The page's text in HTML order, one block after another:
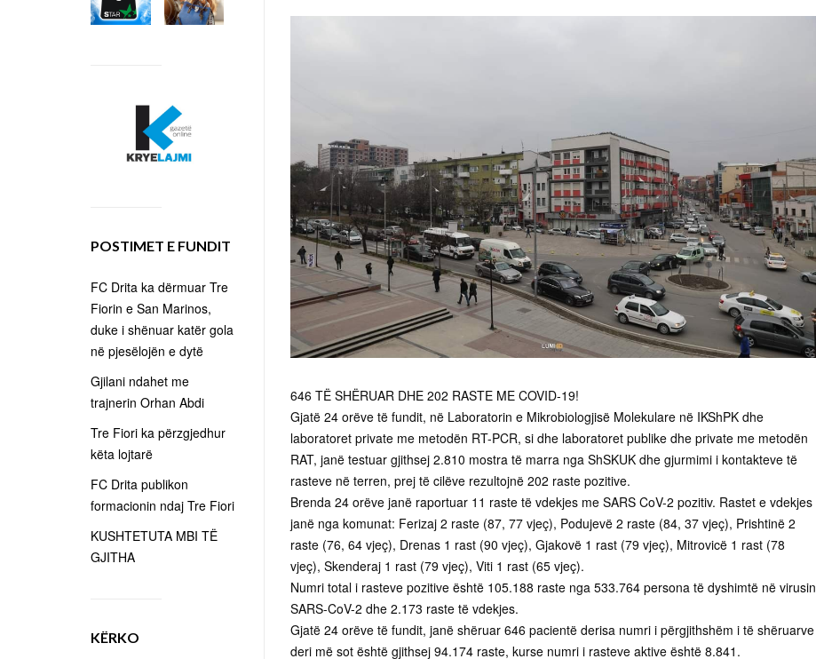
646 TË SHËRUAR DHE 202 RASTE ME COVID-19!
Gjatë 24 orëve të fundit, në Laboratorin e Mikrobiologjisë Molekulare në IKShPK dhe
laboratoret private me metodën RT-PCR, si dhe laboratoret publike dhe private me metodën
RAT, janë testuar gjithsej 2.810 mostra të marra nga ShSKUK dhe gjurmimi i kontakteve të
rasteve në terren, prej të cilëve rezultojnë 202 raste pozitive.
Brenda 24 orëve janë raportuar 11 raste të vdekjes me SARS CoV-2 pozitiv. Rastet e vdekjes
janë nga komunat: Ferizaj 2 raste (87, 77 vjeç), Podujevë 2 raste (84, 37 vjeç), Prishtinë 2
raste (76, 64 vjeç), Drenas 1 rast (90 vjeç), Gjakovë 1 rast (79 vjeç), Mitrovicë 1 rast (78
vjeç), Skenderaj 1 rast (79 vjeç), Viti 1 rast (65 vjeç).
Numri total i rasteve pozitive është 105.188 raste nga 533.764 persona të dyshimtë në virusin
SARS-CoV-2 dhe 2.173 raste të vdekjes.
Gjatë 24 orëve të fundit, janë shëruar 646 pacientë derisa numri i përgjithshëm i të shëruarve
deri më sot është gjithsej 94.174 raste, kurse numri i rasteve aktive është 8.841.
POSTIMET E FUNDIT
FC Drita ka dërmuar Tre
Fiorin e San Marinos,
duke i shënuar katër gola
në pjesëlojën e dytë
Gjilani ndahet me
trajnerin Orhan Abdi
Tre Fiori ka përzgjedhur
këta lojtarë
FC Drita publikon
formacionin ndaj Tre Fiori
KUSHTETUTA MBI TË
GJITHA
KËRKO